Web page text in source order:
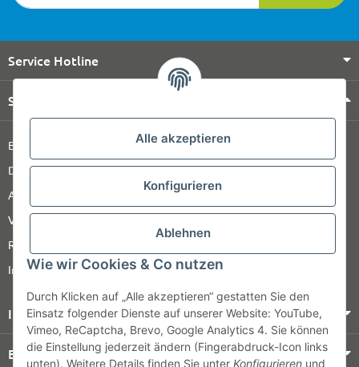
Alle akzeptieren
Konfigurieren
Ablehnen
Wie wir Cookies & Co nutzen
Durch Klicken auf „Alle akzeptieren“ gestatten Sie den
Einsatz folgender Dienste auf unserer Website: YouTube,
Vimeo, ReCaptcha, Brevo, Google Analytics 4. Sie können
die Einstellung jederzeit ändern (Fingerabdruck-Icon links
unten). Weitere Details finden Sie unter Konfigurieren und
Service Hotline
Shop Service
Barrierefreiheitserklärung
Datenschutz
AGB
Versandinformationen
Retour
Impressum
Informationen
Bezahlung & Versand